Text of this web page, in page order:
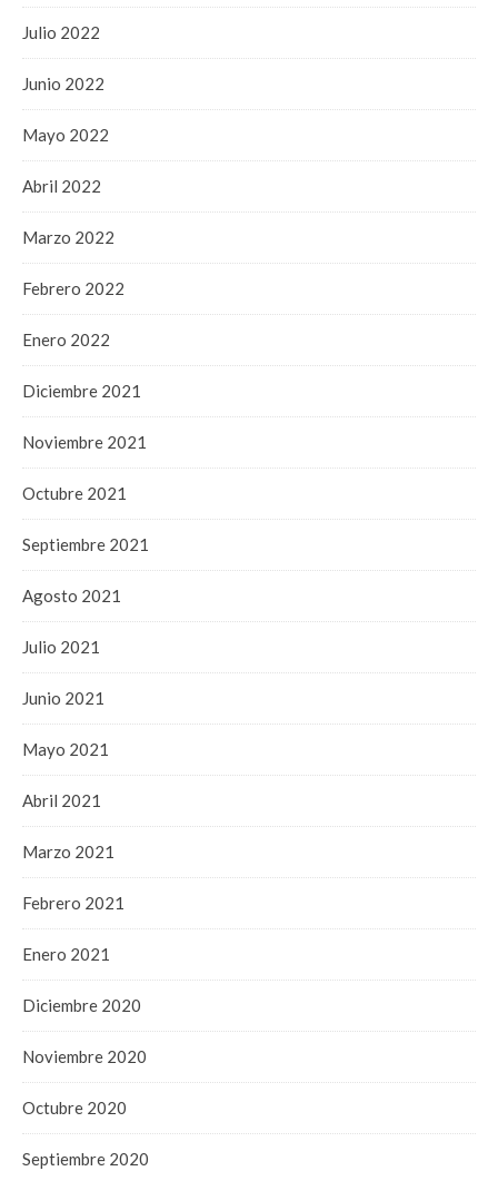
Julio 2022
Junio 2022
Mayo 2022
Abril 2022
Marzo 2022
Febrero 2022
Enero 2022
Diciembre 2021
Noviembre 2021
Octubre 2021
Septiembre 2021
Agosto 2021
Julio 2021
Junio 2021
Mayo 2021
Abril 2021
Marzo 2021
Febrero 2021
Enero 2021
Diciembre 2020
Noviembre 2020
Octubre 2020
Septiembre 2020